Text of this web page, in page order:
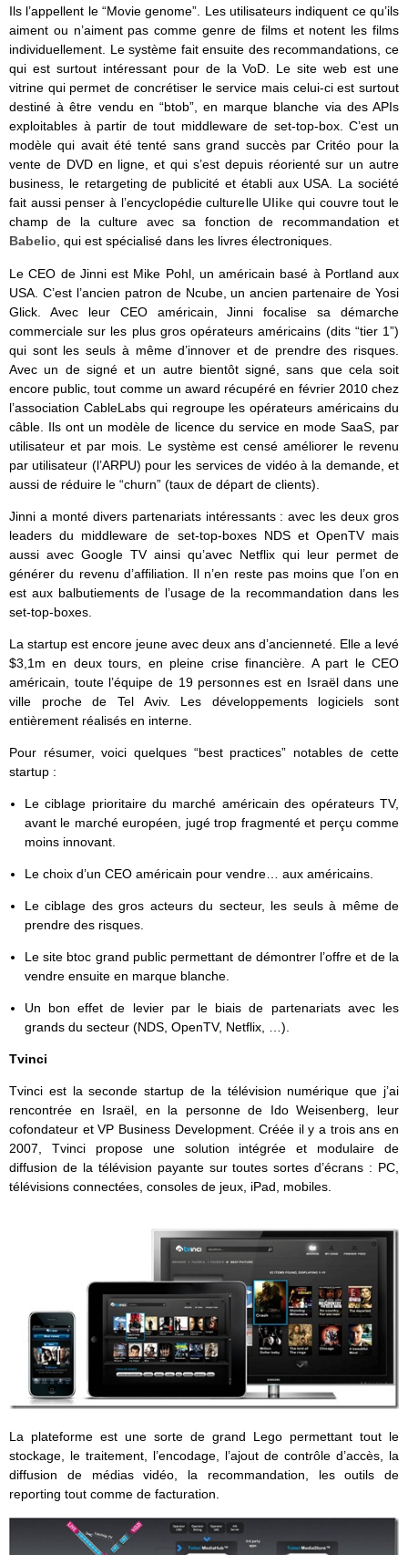
Ils l’appellent le “Movie genome”. Les utilisateurs indiquent ce qu’ils
aiment ou n’aiment pas comme genre de films et notent les films
individuellement. Le système fait ensuite des recommandations, ce
qui est surtout intéressant pour de la VoD. Le site web est une
vitrine qui permet de concrétiser le service mais celui-ci est surtout
destiné à être vendu en “btob”, en marque blanche via des APIs
exploitables à partir de tout middleware de set-top-box. C’est un
modèle qui avait été tenté sans grand succès par Critéo pour la
vente de DVD en ligne, et qui s’est depuis réorienté sur un autre
business, le retargeting de publicité et établi aux USA. La société
fait aussi penser à l’encyclopédie culturelleUlike qui couvre tout le
champ de la culture avec sa fonction de recommandation et
Babelio, qui est spécialisé dans les livres électroniques.
Le CEO de Jinni est Mike Pohl, un américain basé à Portland aux
USA. C’est l’ancien patron de Ncube, un ancien partenaire de Yosi
Glick. Avec leur CEO américain, Jinni focalise sa démarche
commerciale sur les plus gros opérateurs américains (dits “tier 1”)
qui sont les seuls à même d’innover et de prendre des risques.
Avec un de signé et un autre bientôt signé, sans que cela soit
encore public, tout comme un award récupéré en février 2010 chez
l’association CableLabs qui regroupe les opérateurs américains du
câble. Ils ont un modèle de licence du service en mode SaaS, par
utilisateur et par mois. Le système est censé améliorer le revenu
par utilisateur (l’ARPU) pour les services de vidéo à la demande, et
aussi de réduire le “churn” (taux de départ de clients).
Jinni a monté divers partenariats intéressants : avec les deux gros
leaders du middleware de set-top-boxes NDS et OpenTV mais
aussi avec Google TV ainsi qu’avec Netflix qui leur permet de
générer du revenu d’affiliation. Il n’en reste pas moins que l’on en
est aux balbutiements de l’usage de la recommandation dans les
set-top-boxes.
La startup est encore jeune avec deux ans d’ancienneté. Elle a levé
$3,1m en deux tours, en pleine crise financière. A part le CEO
américain, toute l’équipe de 19 personnes est en Israël dans une
ville proche de Tel Aviv. Les développements logiciels sont
entièrement réalisés en interne.
Pour résumer, voici quelques “best practices” notables de cette
startup :
Le ciblage prioritaire du marché américain des opérateurs TV,
avant le marché européen, jugé trop fragmenté et perçu comme
moins innovant.
Le choix d’un CEO américain pour vendre… aux américains.
Le ciblage des gros acteurs du secteur, les seuls à même de
prendre des risques.
Le site btoc grand public permettant de démontrer l’offre et de la
vendre ensuite en marque blanche.
Un bon effet de levier par le biais de partenariats avec les
grands du secteur (NDS, OpenTV, Netflix, …).
Tvinci
Tvinci est la seconde startup de la télévision numérique que j’ai
rencontrée en Israël, en la personne de Ido Weisenberg, leur
cofondateur et VP Business Development. Créée il y a trois ans en
2007, Tvinci propose une solution intégrée et modulaire de
diffusion de la télévision payante sur toutes sortes d’écrans : PC,
télévisions connectées, consoles de jeux, iPad, mobiles.
La plateforme est une sorte de grand Lego permettant tout le
stockage, le traitement, l’encodage, l’ajout de contrôle d’accès, la
diffusion de médias vidéo, la recommandation, les outils de
reporting tout comme de facturation.